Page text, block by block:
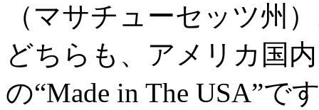
（マサチューセッツ州
どちらも、アメリカ国
の“Made in The USA”で